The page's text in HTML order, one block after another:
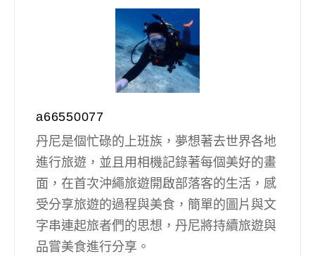
a66550077
丹尼是個忙碌的上班族，夢想著去世界各地
進行旅遊，並且用相機記錄著每個美好的畫
面，在首次沖繩旅遊開啟部落客的生活，感
受分享旅遊的過程與美食，簡單的圖片與文
字串連起旅者們的思想，丹尼將持續旅遊與
品嘗美食進行分享。